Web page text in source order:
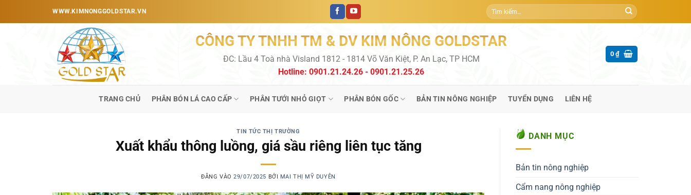
WWW.KIMNONGGOLDSTAR.VN
Tìm
kiếm:
CÔNG TY TNHH TM & DV KIM NÔNG GOLDSTAR
ĐC: Lầu 4 Toà nhà Visland 1812 - 1814 Võ Văn Kiệt, P. An Lạc, TP HCM
Hotline: 0901.21.24.26 - 0901.21.25.26
0₫
TRANG CHỦ PHÂN BÓN LÁ CAO CẤP PHÂN TƯỚI NHỎ GIỌT PHÂN BÓN GỐC BẢN TIN NÔNG NGHIỆP TUYỂN DỤNG LIÊN HỆ
TIN TỨC THỊ TRƯỜNG
Xuất khẩu thông luồng, giá sầu riêng liên tục tăng
ĐĂNG VÀO29/07/2025 BỞI MAI THỊ MỸ DUYÊN
DANH MỤC
Bản tin nông nghiệp
Cẩm nang nông nghiệp